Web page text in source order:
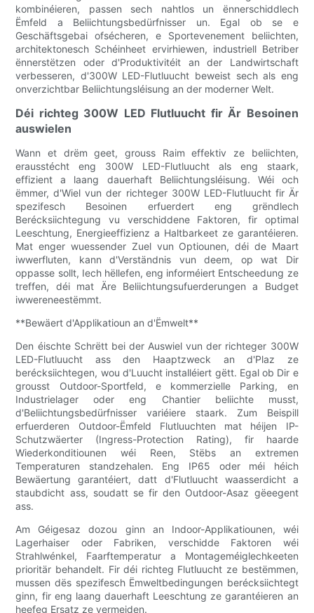
kombinéieren, passen sech nahtlos un ënnerschiddlech
Ëmfeld a Beliichtungsbedürfnisser un. Egal ob se e
Geschäftsgebai ofsécheren, e Sportevenement beliichten,
architektonesch Schéinheet ervirhiewen, industriell Betriber
ënnerstëtzen oder d'Produktivitéit an der Landwirtschaft
verbesseren, d'300W LED-Flutluucht beweist sech als eng
onverzichtbar Beliichtungsléisung an der moderner Welt.
Déi richteg 300W LED Flutluucht fir Är Besoinen
auswielen
Wann et drëm geet, grouss Raim effektiv ze beliichten,
erausstécht eng 300W LED-Flutluucht als eng staark,
effizient a laang dauerhaft Beliichtungsléisung. Wéi och
ëmmer, d'Wiel vun der richteger 300W LED-Flutluucht fir Är
spezifesch Besoinen erfuerdert eng grëndlech
Berécksiichtegung vu verschiddene Faktoren, fir optimal
Leeschtung, Energieeffizienz a Haltbarkeet ze garantéieren.
Mat enger wuessender Zuel vun Optiounen, déi de Maart
iwwerfluten, kann d'Verständnis vun deem, op wat Dir
oppasse sollt, Iech hëllefen, eng informéiert Entscheedung ze
treffen, déi mat Äre Beliichtungsufuerderungen a Budget
iwwereneestëmmt.
**Bewäert d'Applikatioun an d'Ëmwelt**
Den éischte Schrëtt bei der Auswiel vun der richteger 300W
LED-Flutluucht ass den Haaptzweck an d'Plaz ze
berécksiichtegen, wou d'Luucht installéiert gëtt. Egal ob Dir e
grousst Outdoor-Sportfeld, e kommerzielle Parking, en
Industrielager oder eng Chantier beliichte musst,
d'Beliichtungsbedürfnisser variéiere staark. Zum Beispill
erfuerderen Outdoor-Ëmfeld Flutluuchten mat héijen IP-
Schutzwäerter (Ingress-Protection Rating), fir haarde
Wiederkonditiounen wéi Reen, Stëbs an extremen
Temperaturen standzehalen. Eng IP65 oder méi héich
Bewäertung garantéiert, datt d'Flutluucht waasserdicht a
staubdicht ass, soudatt se fir den Outdoor-Asaz gëeegent
ass.
Am Géigesaz dozou ginn an Indoor-Applikatiounen, wéi
Lagerhaiser oder Fabriken, verschidde Faktoren wéi
Strahlwénkel, Faarftemperatur a Montageméiglechkeeten
prioritär behandelt. Fir déi richteg Flutluucht ze bestëmmen,
mussen dës spezifesch Ëmweltbedingungen berécksiichtegt
ginn, fir eng laang dauerhaft Leeschtung ze garantéieren an
heefeg Ersatz ze vermeiden.